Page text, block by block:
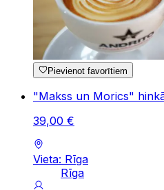
Pievienot favorītiem
"Makss un Morics"
39,00 €
Vieta: Rīga
Rīga